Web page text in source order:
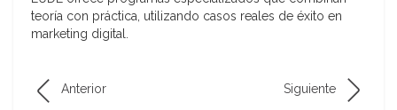
teoría con práctica, utilizando casos reales de éxito en
marketing digital.
Anterior Siguiente